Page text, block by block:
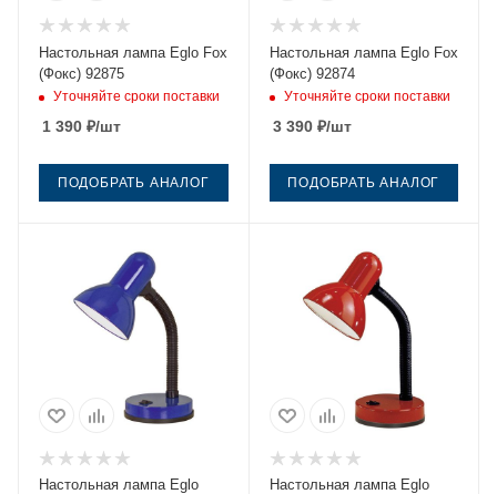
Настольная лампа Eglo Fox
(Фокс) 92875
Уточняйте сроки поставки
1 390 ₽/шт
ПОДОБРАТЬ АНАЛОГ
Настольная лампа Eglo Fox
(Фокс) 92874
Уточняйте сроки поставки
3 390₽/шт
ПОДОБРАТЬ АНАЛОГ
Настольная лампа Eglo
Настольная лампа Eglo